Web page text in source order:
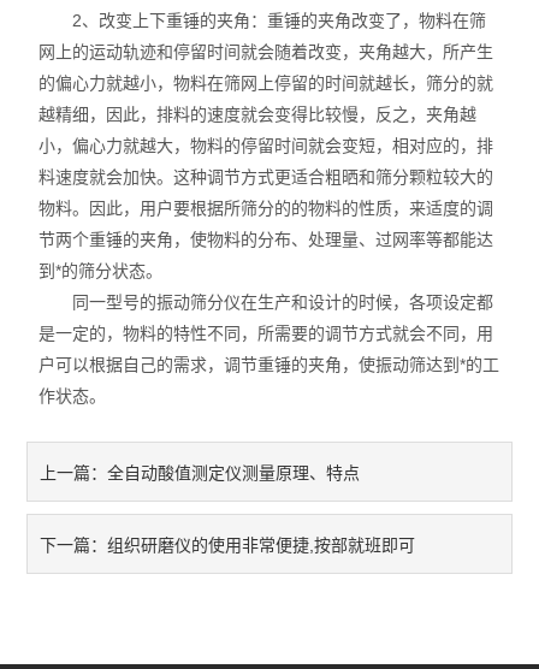
2、改变上下重锤的夹角：重锤的夹角改变了，物料在筛
网上的运动轨迹和停留时间就会随着改变，夹角越大，所产生
的偏心力就越小，物料在筛网上停留的时间就越长，筛分的就
越精细，因此，排料的速度就会变得比较慢，反之，夹角越
小，偏心力就越大，物料的停留时间就会变短，相对应的，排
料速度就会加快。这种调节方式更适合粗晒和筛分颗粒较大的
物料。因此，用户要根据所筛分的的物料的性质，来适度的调
节两个重锤的夹角，使物料的分布、处理量、过网率等都能达
到*的筛分状态。
同一型号的振动筛分仪在生产和设计的时候，各项设定都
是一定的，物料的特性不同，所需要的调节方式就会不同，用
户可以根据自己的需求，调节重锤的夹角，使振动筛达到*的工
作状态。
上一篇：全自动酸值测定仪测量原理、特点
下一篇：组织研磨仪的使用非常便捷,按部就班即可